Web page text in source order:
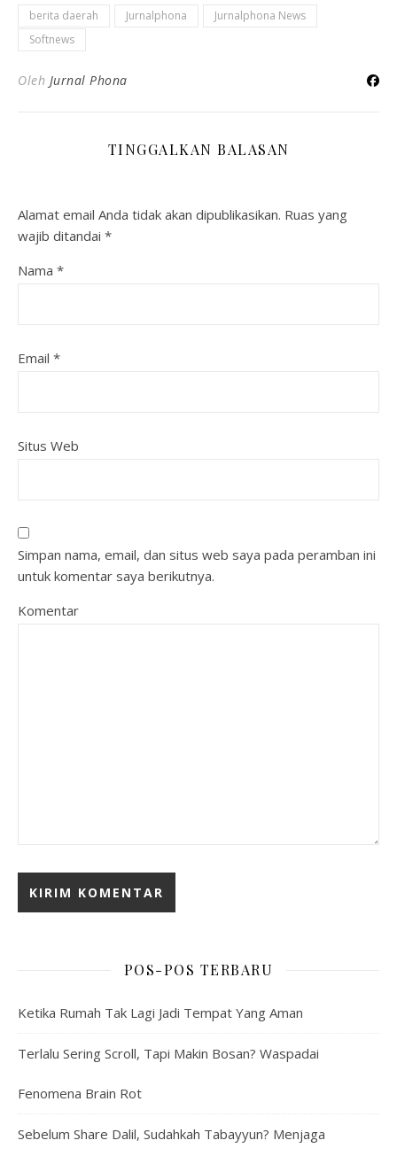
berita daerah Jurnalphona
Jurnalphona News
Softnews
Oleh Jurnal Phona
TINGGALKAN BALASAN
Alamat email Anda tidak akan dipublikasikan. Ruas yang
wajib ditandai *
Nama *
Email *
Situs Web
Simpan nama, email, dan situs web saya pada peramban ini
untuk komentar saya berikutnya.
Komentar
POS-POS TERBARU
Ketika Rumah Tak Lagi Jadi Tempat Yang Aman
Terlalu Sering Scroll, Tapi Makin Bosan? Waspadai
Fenomena Brain Rot
Sebelum Share Dalil, Sudahkah Tabayyun? Menjaga